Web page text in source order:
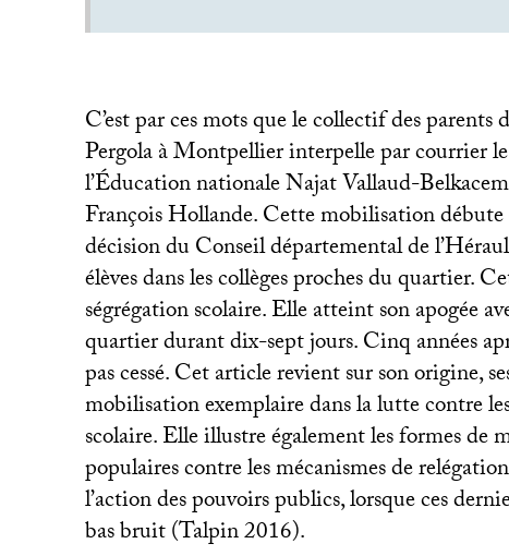
C’est par ces mots que le collectif des
Pergola à Montpellier interpelle par courrier
l’Éducation nationale Najat Vallaud-
François Hollande. Cette mobilisation
décision du Conseil départemental de
élèves dans les collèges proches du quartier.
ségrégation scolaire. Elle atteint son apogée
quartier durant dix-sept jours. Cinq années
pas cessé. Cet article revient sur son origine,
mobilisation exemplaire dans la lutte contre
scolaire. Elle illustre également les formes de
populaires contre les mécanismes de
l’action des pouvoirs publics, lorsque ces
bas bruit (Talpin 2016).